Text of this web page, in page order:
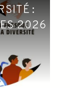
:
2026